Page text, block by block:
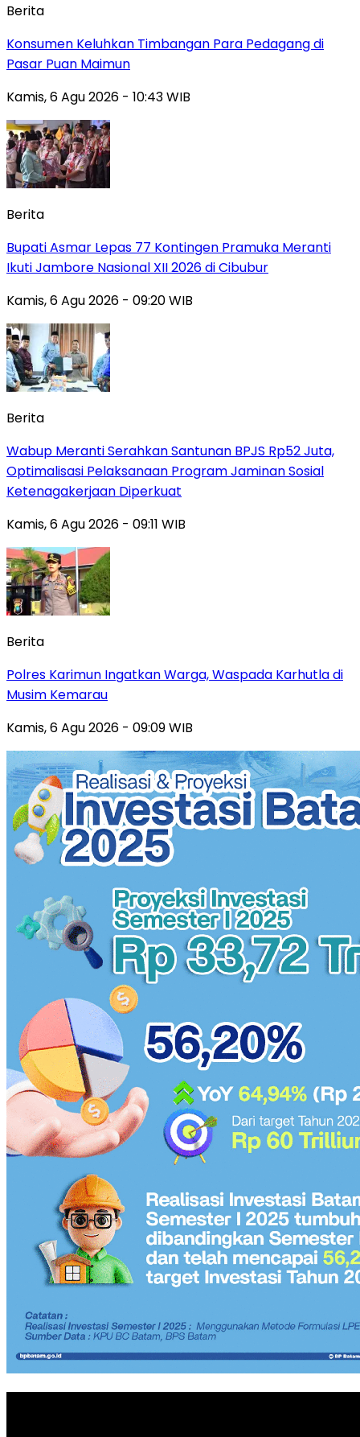
Berita
Konsumen Keluhkan Timbangan Para Pedagang di
Pasar Puan Maimun
Kamis, 6 Agu 2026 - 10:43 WIB
Berita
Bupati Asmar Lepas 77 Kontingen Pramuka Meranti
Ikuti Jambore Nasional XII 2026 di Cibubur
Kamis, 6 Agu 2026 - 09:20 WIB
Berita
Wabup Meranti Serahkan Santunan BPJS Rp52 Juta,
Optimalisasi Pelaksanaan Program Jaminan Sosial
Ketenagakerjaan Diperkuat
Kamis, 6 Agu 2026 - 09:11 WIB
Berita
Polres Karimun Ingatkan Warga, Waspada Karhutla di
Musim Kemarau
Kamis, 6 Agu 2026 - 09:09 WIB